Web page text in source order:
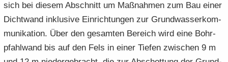
sich bei die­sem Ab­schnitt um Maß­nah­men zum Bau einer
Dicht­wand in­klu­si­ve Ein­rich­tun­gen zur Grund­was­ser­kom­
mu­ni­ka­ti­on. Über den ge­sam­ten Be­reich wird eine Bohr­
pfahl­wand bis auf den Fels in einer Tie­fen zwi­schen 9 m